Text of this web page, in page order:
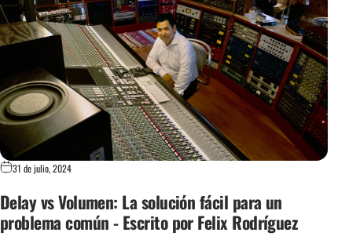
31 de julio, 2024
Delay vs Volumen: La solución fácil para un
problema común - Escrito por Felix Rodríguez